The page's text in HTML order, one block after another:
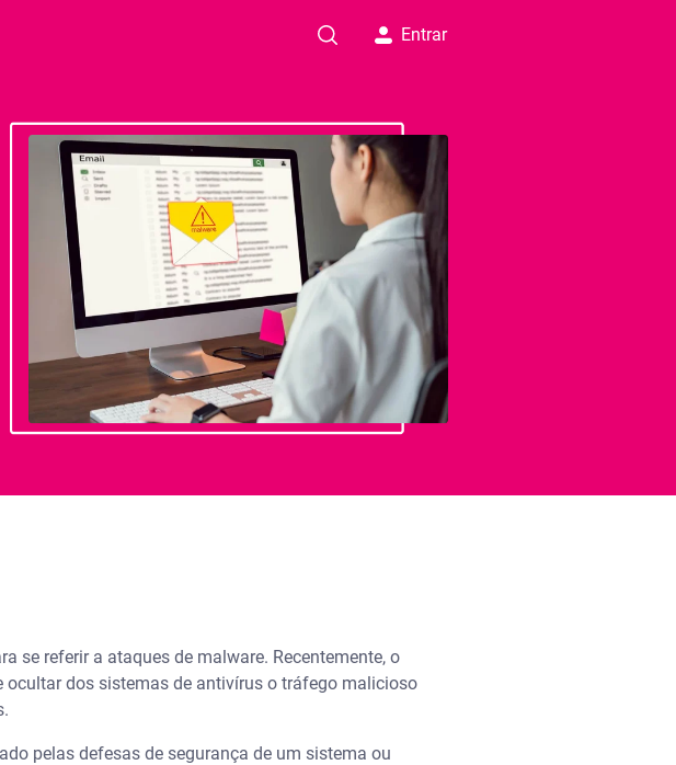
Entrar
se referir a ataques de malware. Recentemente, o
dos sistemas de antivírus o tráfego malicioso
pelas defesas de segurança de um sistema ou